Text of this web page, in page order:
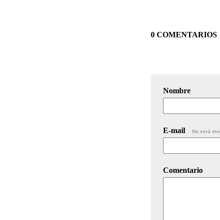
0 COMENTARIOS
Nombre
E-mail No será
Comentario